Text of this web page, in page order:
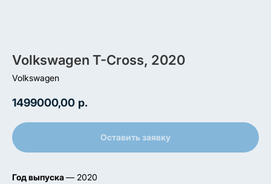
Volkswagen T-Cross, 2020
Volkswagen
1499000,00 р.
Оставить заявку
Год выпуска— 2020